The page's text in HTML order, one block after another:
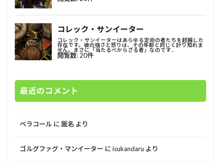
最近のコメント
ベラコール に 匿名 より
ゴルグファグ・マンイーター にisukandaru より